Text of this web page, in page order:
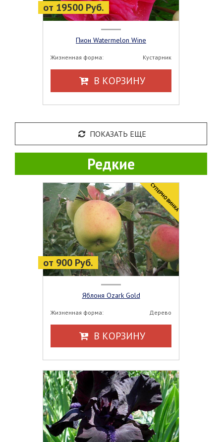
от 19500 Руб.
Пион Watermelon Wine
Жизненная форма: Кустарник
В КОРЗИНУ
ПОКАЗАТЬ ЕЩЕ
Редкие
от 900 Руб.
НОВИНКА
СУПЕРНОВИНКА
Яблоня Ozark Gold
Жизненная форма: Дерево
В КОРЗИНУ